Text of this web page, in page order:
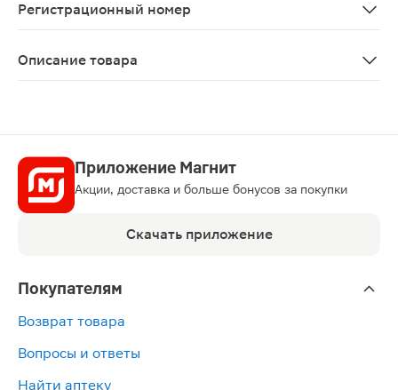
Регистрационный номер
Описание товара
Приложение Магнит
Акции, доставка и больше бонусов за покупки
Скачать приложение
Покупателям
Возврат товара
Вопросы и ответы
Найти аптеку